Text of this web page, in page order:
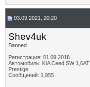
03.09.2021, 20:20
Shev4uk
Banned
Регистрация: 01.09.2018
Автомобиль: KIA Ceed SW 1,6AT
Prestige
Сообщений: 1,955